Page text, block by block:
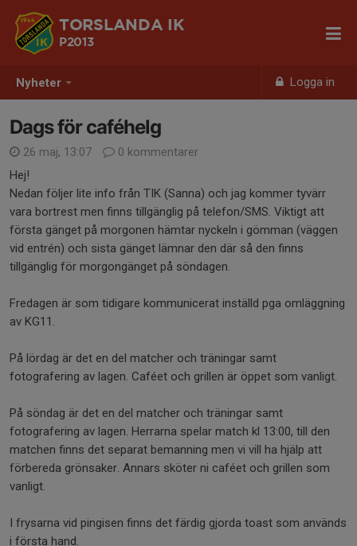
Nyheter Logga in
TORSLANDA IK
P2013
Dags för caféhelg
26 maj, 13:07
0 kommentarer
Hej!
Nedan följer lite info från TIK (Sanna) och jag kommer tyvärr
vara bortrest men finns tillgänglig på telefon/SMS. Viktigt att
första gänget på morgonen hämtar nyckeln i gömman (väggen
vid entrén) och sista gänget lämnar den där så den finns
tillgänglig för morgongänget på söndagen.
Fredagen är som tidigare kommunicerat inställd pga omläggning
av KG11.
På lördag är det en del matcher och träningar samt
fotografering av lagen. Caféet och grillen är öppet som vanligt.
På söndag är det en del matcher och träningar samt
fotografering av lagen. Herrarna spelar match kl 13:00, till den
matchen finns det separat bemanning men vi vill ha hjälp att
förbereda grönsaker. Annars sköter ni caféet och grillen som
vanligt.
I frysarna vid pingisen finns det färdig gjorda toast som används
i första hand.